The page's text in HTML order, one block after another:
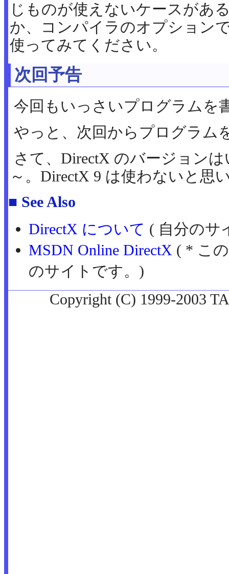
じものが使えないケースがあ
か、コンパイラのオプション
使ってみてください。
次回予告
今回もいっさいプログラムを
やっと、次回からプログラム
さて、DirectX のバージョン
～。DirectX 9 は使わないと思
■ See Also
DirectX について ( 自分のサ
MSDN Online DirectX ( * こ
のサイトです。)
Copyright (C) 1999-2003